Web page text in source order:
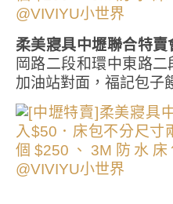
柔美寢具中壢聯合特賣
岡路二段和環中東路
加油站對面，福記包子